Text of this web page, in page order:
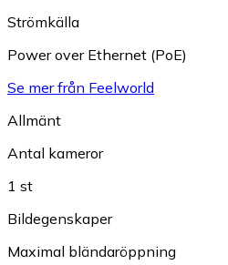
Strömkälla
Power over Ethernet (PoE)
Se mer från Feelworld
Allmänt
Antal kameror
1 st
Bildegenskaper
Maximal bländaröppning